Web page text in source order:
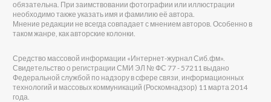
обязательна. При заимствовании фотографии или иллюстрации
необходимо также указать имя и фамилию её автора.
Мнение редакции не всегда совпадает с мнением авторов. Особенно в
таком жанре, как авторские колонки.
Средство массовой информации «Интернет-журнал Сиб.фм».
Свидетельство о регистрации СМИ ЭЛ № ФС 77 - 57211 выдано
Федеральной службой по надзору в сфере связи, информационных
технологий и массовых коммуникаций (Роскомнадзор) 11 марта 2014
года.